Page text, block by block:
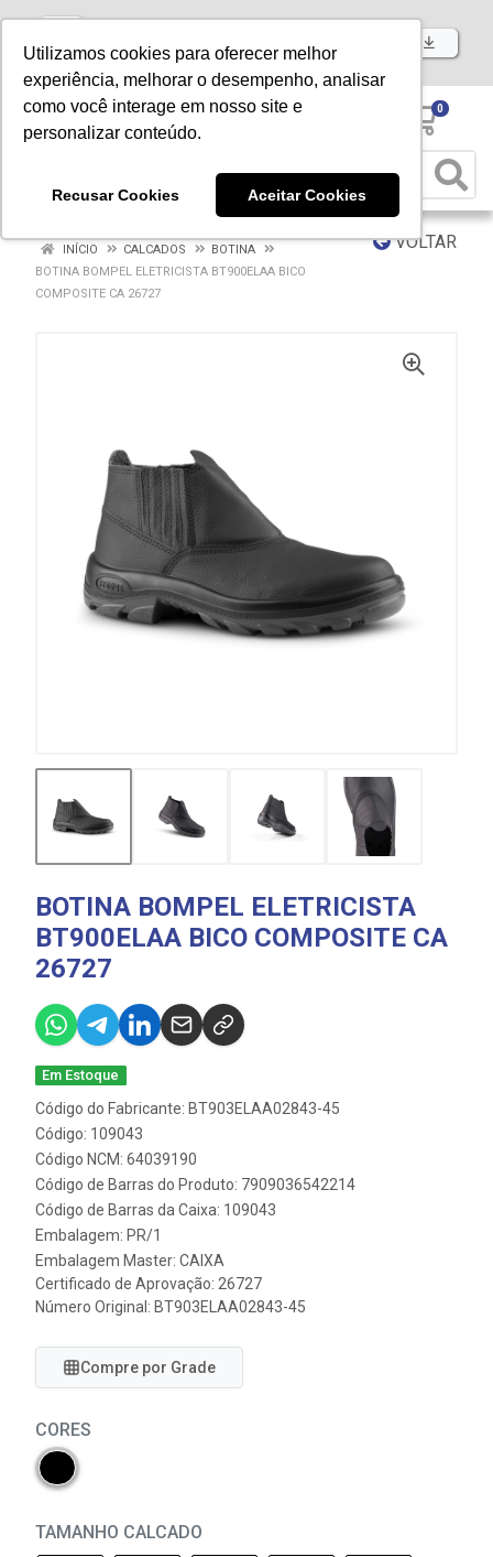
Utilizamos cookies para oferecer melhor
experiência, melhorar o desempenho, analisar
como você interage em nosso site e
personalizar conteúdo.
Recusar Cookies Aceitar Cookies
Baixe já nosso APP
0
VOLTAR
INÍCIO CALCADOS
BOTINA
BOTINA BOMPEL ELETRICISTA BT900ELAA BICO
COMPOSITE CA 26727
BOTINA BOMPEL ELETRICISTA
BT900ELAA BICO COMPOSITE CA
26727
Em Estoque
Código do Fabricante: BT903ELAA02843-45
Código: 109043
Código NCM: 64039190
Código de Barras do Produto: 7909036542214
Código de Barras da Caixa: 109043
Embalagem: PR/1
Embalagem Master: CAIXA
Certificado de Aprovação: 26727
Número Original: BT903ELAA02843-45
Compre por Grade
CORES
TAMANHO CALCADO